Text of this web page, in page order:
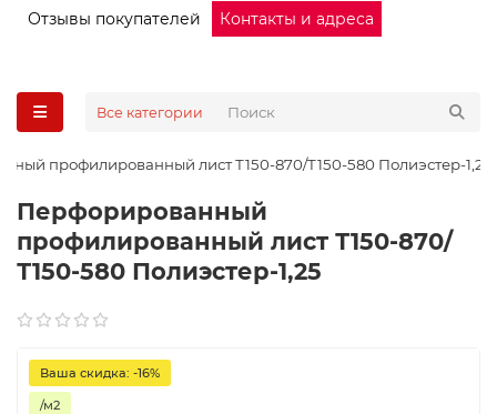
Отзывы покупателей
Контакты и адреса
Все категории
профилированный лист Т150-870/Т150-580 Полиэстер-1,25
Перфорированный
профилированный лист Т150-870/
Т150-580 Полиэстер-1,25
Ваша скидка: -16%
/м2